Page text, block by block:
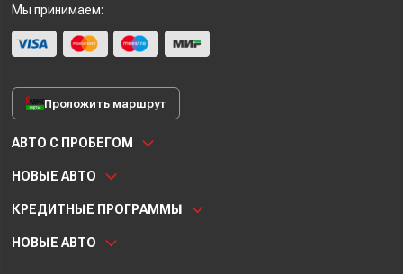
Мы принимаем:
Проложить маршрут
АВТО С ПРОБЕГОМ
НОВЫЕ АВТО
КРЕДИТНЫЕ ПРОГРАММЫ
НОВЫЕ АВТО